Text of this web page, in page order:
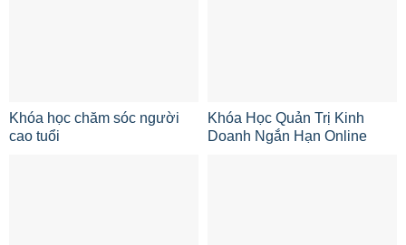
Khóa học chăm sóc người
cao tuổi
Khóa Học Quản Trị Kinh
Doanh Ngắn Hạn Online